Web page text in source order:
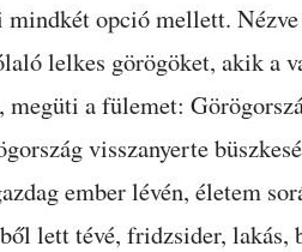
mindkét opció mellett.
lelkes görögöket, akik a
megüti a fülemet:
visszanyerte
ember lévén, életem
lett tévé, fridzsider, lakás,